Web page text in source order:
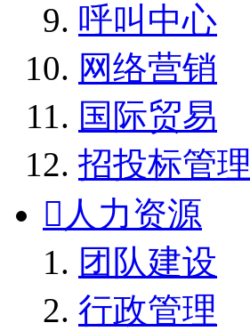
呼叫中心
网络营销
国际贸易
招投标管理
 人力资源
团队建设
行政管理